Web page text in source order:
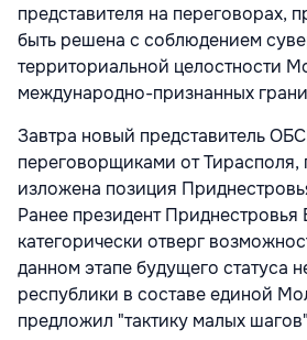
представителя на переговорах,
быть решена с соблюдением
территориальной целостности
международно-признанных
Завтра новый представитель
переговорщиками от Тирасполя,
изложена позиция
Ранее президент
категорически отверг
данном этапе будущего статуса
республики в составе единой
предложил "тактику малых